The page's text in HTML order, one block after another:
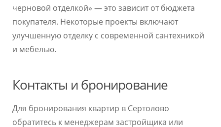
черновой отделкой» — это зависит от бюджета
покупателя. Некоторые проекты включают
улучшенную отделку с современной сантехникой
и мебелью.
Контакты и бронирование
Для бронирования квартир в Сертолово
обратитесь к менеджерам застройщика или